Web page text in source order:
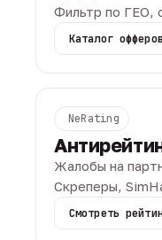
Фильтр по ГЕО,
Каталог офферов
NeRating
Жалобы на
Скреперы,
Смотреть